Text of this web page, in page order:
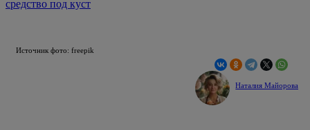
средство под куст
Источник фото: freepik
Наталия Майорова